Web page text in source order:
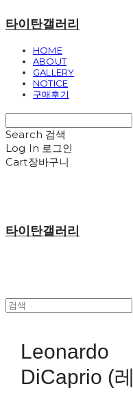
타이탄갤러리
HOME
ABOUT
GALLERY
NOTICE
구매후기
Search 검색
Log In 로그인
Cart장바구니
타이탄갤러리
Leonardo
DiCaprio (레